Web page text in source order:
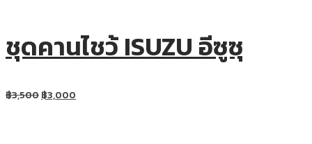
ชุดคานไชว้ ISUZU อีซูซุ
฿3,500฿3,000